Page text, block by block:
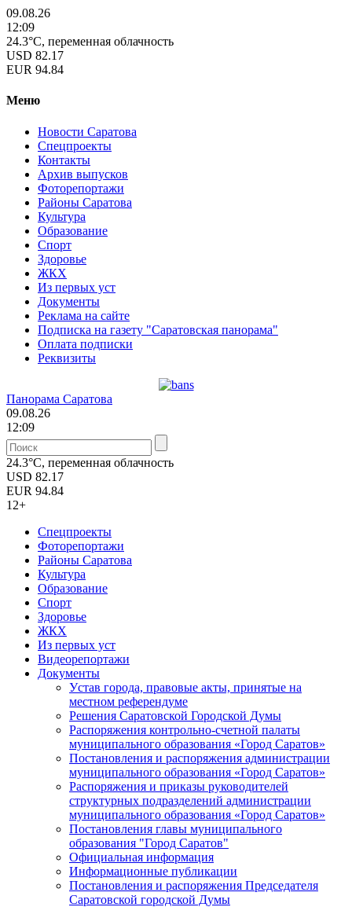
09.08.26
12:09
24.3°C, переменная облачность
USD 82.17
EUR 94.84
Меню
Новости Саратова
Спецпроекты
Контакты
Архив выпусков
Фоторепортажи
Районы Саратова
Культура
Образование
Спорт
Здоровье
ЖКХ
Из пеpвых уст
Документы
Реклама на сайте
Подписка на газету "Саратовская панорама"
Оплата подписки
Реквизиты
Панорама Саратова
09.08.26
12:09
24.3°C, переменная облачность
USD 82.17
EUR 94.84
12+
Спецпроекты
Фоторепортажи
Районы Саратова
Культура
Образование
Спорт
Здоровье
ЖКХ
Из пеpвых уст
Видеорепортажи
Документы
Уcтав города, правовые акты, принятые на
местном референдуме
Решения Саратовской Городской Думы
Распоряжения контрольно-счетной палаты
муниципального образования «Город Саратов»
Постановления и распоряжения администрации
муниципального образования «Город Саратов»
Распоряжения и приказы руководителей
структурных подразделений администрации
муниципального образования «Город Саратов»
Постановления главы муниципального
образования "Город Саратов"
Официальная информация
Информационные публикации
Постановления и распоряжения Председателя
Саратовской городской Думы